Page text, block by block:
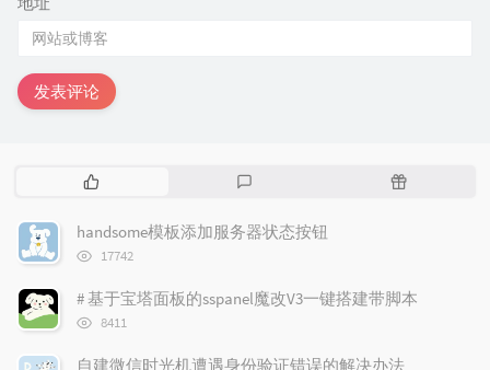
发表评论
热
文
章
评
随
handsome模板添加服务器状态按钮
浏
次
数:
17742
# 基于宝塔面板的sspanel魔改V3一键搭建带脚本
浏
次
8411
自建微信时光机遭遇身份验证错误的解决办法